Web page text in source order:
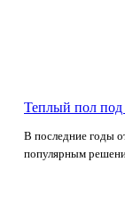
Теплый пол под
В последние годы
популярным